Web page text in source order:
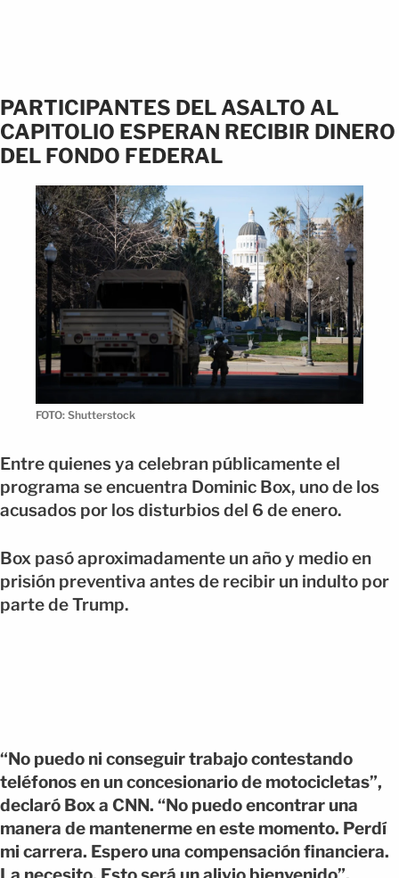
PARTICIPANTES DEL ASALTO AL
CAPITOLIO ESPERAN RECIBIR DINERO
DEL FONDO FEDERAL
FOTO: Shutterstock
Entre quienes ya celebran públicamente el
programa se encuentra Dominic Box, uno de los
acusados por los disturbios del 6 de enero.
Box pasó aproximadamente un año y medio en
prisión preventiva antes de recibir un indulto por
parte de Trump.
“No puedo ni conseguir trabajo contestando
teléfonos en un concesionario de motocicletas”,
declaró Box a CNN. “No puedo encontrar una
manera de mantenerme en este momento. Perdí
mi carrera. Espero una compensación financiera.